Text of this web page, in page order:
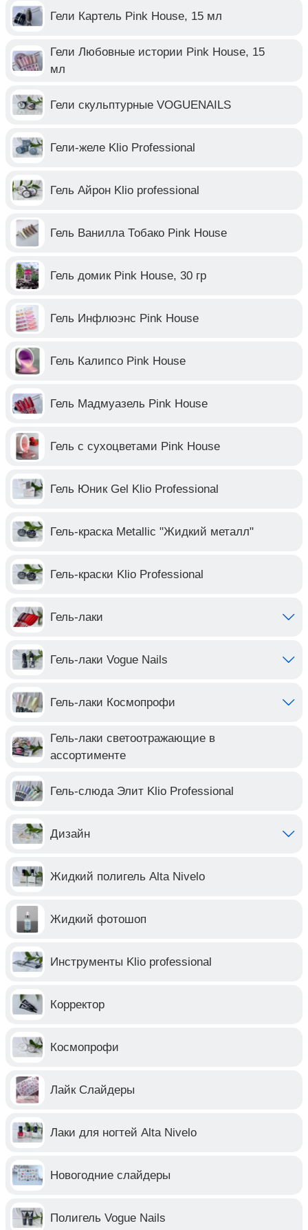
Гели Картель Pink House, 15 мл
Гели Любовные истории Pink House, 15
мл
Гели скульптурные VOGUENAILS
Гели-желе Klio Professional
Гель Айрон Klio professional
Гель Ванилла Тобако Pink House
Гель домик Pink House, 30 гр
Гель Инфлюэнс Pink House
Гель Калипсо Pink House
Гель Мадмуазель Pink House
Гель с сухоцветами Pink House
Гель Юник Gel Klio Professional
Гель-краска Metallic "Жидкий металл"
Гель-краски Klio Professional
Гель-лаки
Гель-лаки Vogue Nails
Гель-лаки Космопрофи
Гель-лаки светоотражающие в
ассортименте
Гель-слюда Элит Klio Professional
Дизайн
Жидкий полигель Alta Nivelo
Жидкий фотошоп
Инструменты Klio professional
Корректор
Космопрофи
Лайк Слайдеры
Лаки для ногтей Alta Nivelo
Новогодние слайдеры
Полигель Vogue Nails